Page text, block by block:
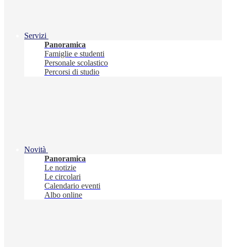
Servizi
Panoramica
Famiglie e studenti
Personale scolastico
Percorsi di studio
Novità
Panoramica
Le notizie
Le circolari
Calendario eventi
Albo online